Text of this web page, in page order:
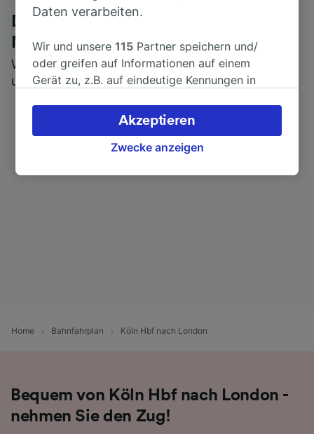
Die ehrliche Meinung von Trainline-
Nutzern
Wer könnte Ihnen besseres Feedback geben als
unsere Kunden selbst?
Home Bahnfahrplan Köln Hbf nach London
Bequem von Köln Hbf nach London -
nehmen Sie den Zug!
Daten verarbeiten.
Wir und unsere115 Partner speichern und/
oder greifen auf Informationen auf einem
Gerät zu, z.B. auf eindeutige Kennungen in
verarbeiten. Sie können Ihre Präferenzen
akzeptieren oder verwalten, einschließlich
Ihres Widerspruchsrechts bei berechtigtem
Folgendes bereitzustellen:
Personalisierte Werbung und Inhalte, Messung
von Werbeleistung und der Performance von
Inhalten, Zielgruppenforschung sowie
Zwecke anzeigen
Akzeptieren